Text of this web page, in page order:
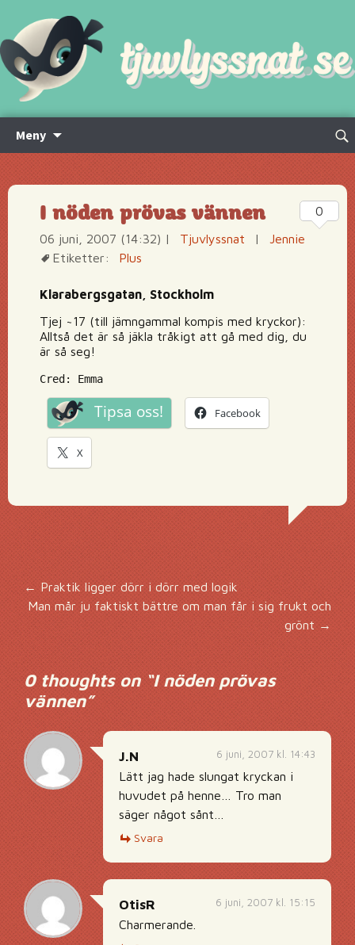
Meny
innehåll
Sök
I nöden prövas vännen
06 juni, 2007 (14:32) | Tjuvlyssnat |
Jennie
Etiketter:
Plus
Klarabergsgatan, Stockholm
Tjej ~17 (till jämngammal kompis med kryckor):
Alltså det är så jäkla tråkigt att gå med dig, du
är så seg!
Cred: Emma
Tipsa oss! Facebook
X
0
Inläggsnavigering
← Praktik ligger dörr i dörr med logik
Man mår ju faktiskt bättre om man får i sig frukt och
grönt→
0 thoughts on “I nöden prövas
vännen”
6 juni, 2007 kl. 14:43
J.N
Lätt jag hade slungat kryckan i
huvudet på henne… Tro man
säger något sånt…
Svara
6 juni, 2007 kl. 15:15
OtisR
Charmerande.